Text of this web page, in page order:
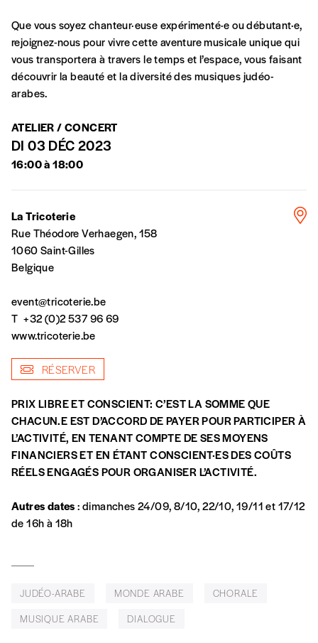
Créer un
compte
INSCRIPTION
*champs obligatoires
ou supérieure au prix indicatif. De cette
manière, vous soutenez le travail de l’équipe
de rédaction selon vos moyens et vos
motivations.
Vous vous abonnez pour l’année civile en
cours ou vous commandez au numéro.
Vous indiquez si vous souhaitez recevoir la
revue en format papier ou numérique.
Vous versez le montant de votre choix sur le
compteIBAN BE34 0010 7305
2190avec en communication le numéro de
Imag”.
NB: Vous pouvez choisir de participer
financièrement à tout moment, même après
n’est pas indispensable. Il marque votre
volonté de soutenir nos activités.
NOS
FORMULES
Abonnement
Que vous soyez chanteur·euse expérimenté·e ou débutant·e,
rejoignez-nous pour vivre cette aventure musicale unique qui
vous transportera à travers le temps et l’espace, vous faisant
découvrir la beauté et la diversité des musiques judéo-
arabes.
ATELIER / CONCERT
DI 03 DÉC 2023
16:00 à 18:00
La Tricoterie
Rue Théodore Verhaegen, 158
1060 Saint-Gilles
Belgique
event@tricoterie.be
T +32 (0)2 537 96 69
www.tricoterie.be
RÉSERVER
PRIX LIBRE ET CONSCIENT: C’EST LA SOMME QUE
CHACUN.E EST D’ACCORD DE PAYER POUR PARTICIPER À
L’ACTIVITÉ, EN TENANT COMPTE DE SES MOYENS
FINANCIERS ET EN ÉTANT CONSCIENT·ES DES COÛTS
RÉELS ENGAGÉS POUR ORGANISER L’ACTIVITÉ.
Autres dates: dimanches 24/09, 8/10, 22/10, 19/11 et 17/12
de 16h à 18h
JUDÉO-ARABE MONDE ARABE
CHORALE
MUSIQUE ARABE
DIALOGUE